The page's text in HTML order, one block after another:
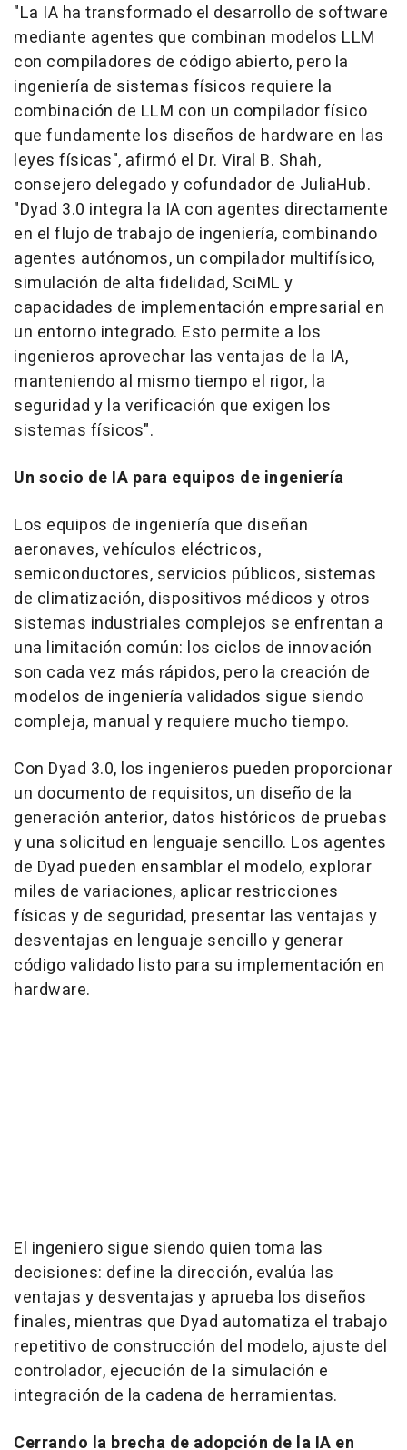
"La IA ha transformado el desarrollo de software
mediante agentes que combinan modelos LLM
con compiladores de código abierto, pero la
ingeniería de sistemas físicos requiere la
combinación de LLM con un compilador físico
que fundamente los diseños de hardware en las
leyes físicas", afirmó el Dr. Viral B. Shah,
consejero delegado y cofundador de JuliaHub.
"Dyad 3.0 integra la IA con agentes directamente
en el flujo de trabajo de ingeniería, combinando
agentes autónomos, un compilador multifísico,
simulación de alta fidelidad, SciML y
capacidades de implementación empresarial en
un entorno integrado. Esto permite a los
ingenieros aprovechar las ventajas de la IA,
manteniendo al mismo tiempo el rigor, la
seguridad y la verificación que exigen los
sistemas físicos".
Un socio de IA para equipos de ingeniería
Los equipos de ingeniería que diseñan
aeronaves, vehículos eléctricos,
semiconductores, servicios públicos, sistemas
de climatización, dispositivos médicos y otros
sistemas industriales complejos se enfrentan a
una limitación común: los ciclos de innovación
son cada vez más rápidos, pero la creación de
modelos de ingeniería validados sigue siendo
compleja, manual y requiere mucho tiempo.
Con Dyad 3.0, los ingenieros pueden proporcionar
un documento de requisitos, un diseño de la
generación anterior, datos históricos de pruebas
y una solicitud en lenguaje sencillo. Los agentes
de Dyad pueden ensamblar el modelo, explorar
miles de variaciones, aplicar restricciones
físicas y de seguridad, presentar las ventajas y
desventajas en lenguaje sencillo y generar
código validado listo para su implementación en
hardware.
El ingeniero sigue siendo quien toma las
decisiones: define la dirección, evalúa las
ventajas y desventajas y aprueba los diseños
finales, mientras que Dyad automatiza el trabajo
repetitivo de construcción del modelo, ajuste del
controlador, ejecución de la simulación e
integración de la cadena de herramientas.
Cerrando la brecha de adopción de la IA en